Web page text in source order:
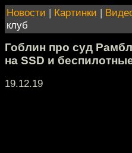
Новости | Картинки |
клуб
Гоблин про суд
на SSD и
19.12.19